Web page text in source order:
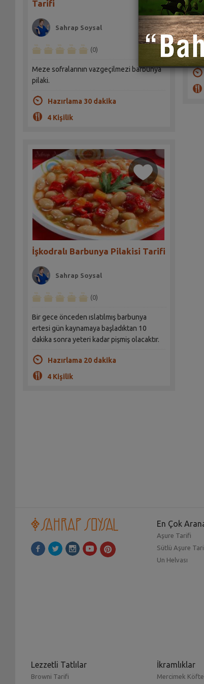
Tarifi
Sahrap Soysal
(0)
Meze sofralarının vazgeçilmezi barbunya
pilaki.
Hazırlama 30 dakika
4 Kişilik
İşkodralı Barbunya Pilakisi Tarifi
Sahrap Soysal
(0)
Bir gece önceden ıslatılmış barbunya
ertesi gün kaynamaya başladıktan 10
dakika sonra yeteri kadar pişmiş olacaktır.
Hazırlama 20 dakika
4 Kişilik
En Çok
Aşure Tarifi
Sütlü Aşure
Un Helvası
Lezzetli Tatlılar
Browni Tarifi
İkramlıklar
Mercimek